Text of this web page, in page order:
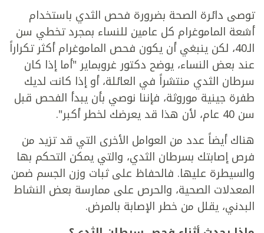
توصى دائرة الصحة بضرورة فحص الثدي باستخدام
أشعة الماموغرام كل عامين للنساء بمجرد تخطي سن
الـ40، لكن ينبغي أن يكون فحص الماموغرام أكثر تكراراً
عند بعض النساء، يوضح دكتور غروبماير "أما إذا كان
سرطان الثدي منتشراً في العائلة، أو إذا كانت لديك
طفرة جينية موروثة، فإننا نوصي بأن يبدأ الفحص قبل
سن 40 عام، لأن هذا قد يعرضك لخطر أكبر".
هناك أيضاً عدد من العوامل الأخرى التي قد تزيد من
فرص إصابتك بسرطان الثدي، والتي يمكن التحكم بها
والسيطرة عليها. فالحفاظ على ثبات وزن الجسم ضمن
المعدلات الصحية، والحرص على ممارسة بعض النشاط
البدني، يقلل من خطر الإصابة بالمرض.